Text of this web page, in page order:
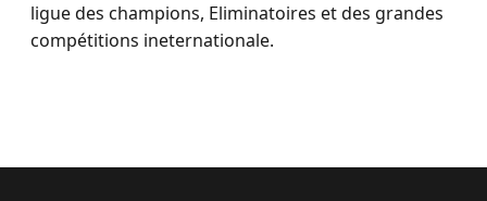
ligue des champions, Eliminatoires et des grandes
compétitions ineternationale.